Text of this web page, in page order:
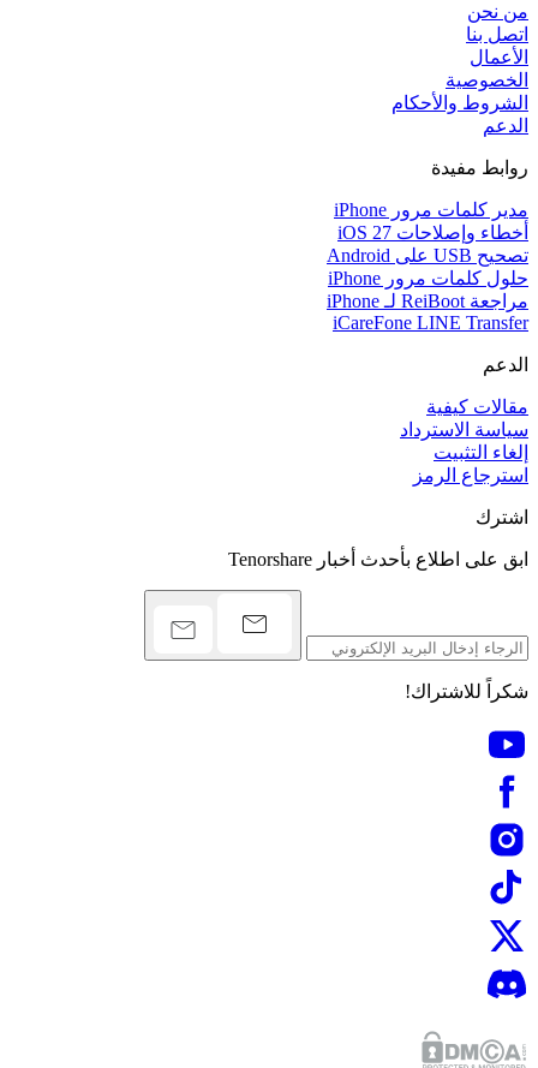
من نحن
اتصل بنا
الأعمال
الخصوصية
الشروط والأحكام
الدعم
روابط مفيدة
مدير كلمات مرور iPhone
أخطاء وإصلاحات iOS 27
تصحيح USB على Android
حلول كلمات مرور iPhone
مراجعة ReiBoot لـ iPhone
iCareFone LINE Transfer
الدعم
مقالات كيفية
سياسة الاسترداد
إلغاء التثبيت
استرجاع الرمز
اشترك
ابق على اطلاع بأحدث أخبار Tenorshare
شكراً للاشتراك!